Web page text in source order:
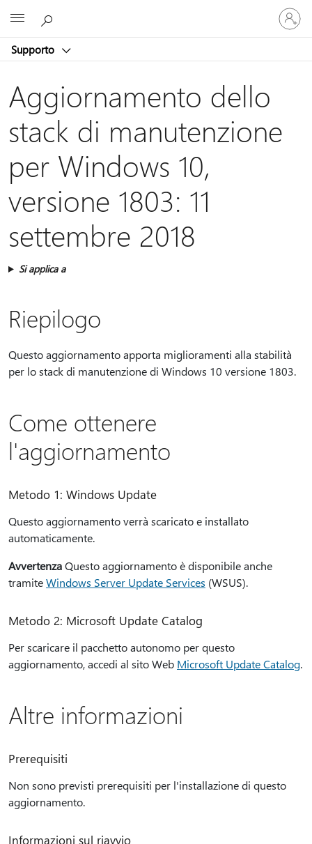
Supporto
Accedi
con
il
account
Aggiornamento dello
stack di manutenzione
per Windows 10,
versione 1803: 11
settembre 2018
Si applica a
Riepilogo
Questo aggiornamento apporta miglioramenti alla stabilità
per lo stack di manutenzione di Windows 10 versione 1803.
Come ottenere
l'aggiornamento
Metodo 1: Windows Update
Questo aggiornamento verrà scaricato e installato
automaticamente.
AvvertenzaQuesto aggiornamento è disponibile anche
tramiteWindows Server Update Services (WSUS).
Metodo 2: Microsoft Update Catalog
Per scaricare il pacchetto autonomo per questo
aggiornamento, accedi al sito Web Microsoft Update Catalog.
Altre informazioni
Prerequisiti
Non sono previsti prerequisiti per l'installazione di questo
aggiornamento.
Informazioni sul riavvio